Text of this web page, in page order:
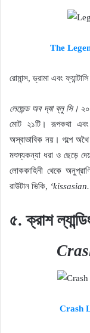
The
রোমান্স, ড্রামা এবং
লেজেন্ড অব দ্যা ব্লু সি।
মোট ২১টি। রূপকথা
অস্বাভাবিক নয়। গল্পে
মৎস্যকন্যা ধরা ও ছেড়ে
লোককাহিনী থেকে
রাউটান ভিকি,
৫. ক্রাশ
Crash